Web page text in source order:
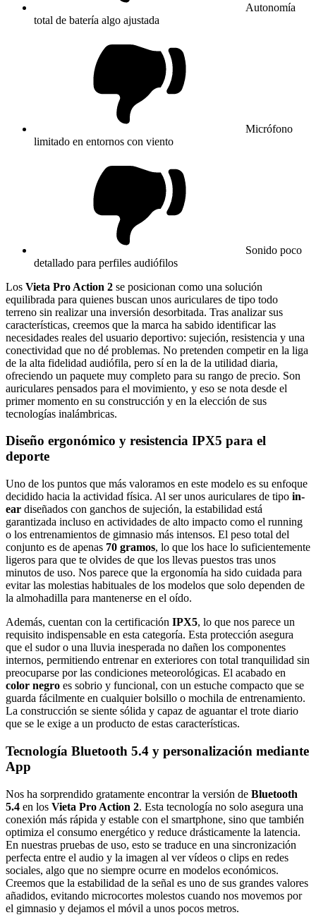
Autonomía
total de batería algo ajustada
Micrófono
limitado en entornos con viento
Sonido poco
detallado para perfiles audiófilos
Los Vieta Pro Action 2 se posicionan como una solución
equilibrada para quienes buscan unos auriculares de tipo todo
terreno sin realizar una inversión desorbitada. Tras analizar sus
características, creemos que la marca ha sabido identificar las
necesidades reales del usuario deportivo: sujeción, resistencia y una
conectividad que no dé problemas. No pretenden competir en la liga
de la alta fidelidad audiófila, pero sí en la de la utilidad diaria,
ofreciendo un paquete muy completo para su rango de precio. Son
auriculares pensados para el movimiento, y eso se nota desde el
primer momento en su construcción y en la elección de sus
tecnologías inalámbricas.
Diseño ergonómico y resistencia IPX5 para el
deporte
Uno de los puntos que más valoramos en este modelo es su enfoque
decidido hacia la actividad física. Al ser unos auriculares de tipo in-
ear diseñados con ganchos de sujeción, la estabilidad está
garantizada incluso en actividades de alto impacto como el running
o los entrenamientos de gimnasio más intensos. El peso total del
conjunto es de apenas 70 gramos, lo que los hace lo suficientemente
ligeros para que te olvides de que los llevas puestos tras unos
minutos de uso. Nos parece que la ergonomía ha sido cuidada para
evitar las molestias habituales de los modelos que solo dependen de
la almohadilla para mantenerse en el oído.
Además, cuentan con la certificación IPX5, lo que nos parece un
requisito indispensable en esta categoría. Esta protección asegura
que el sudor o una lluvia inesperada no dañen los componentes
internos, permitiendo entrenar en exteriores con total tranquilidad sin
preocuparse por las condiciones meteorológicas. El acabado en
color negro es sobrio y funcional, con un estuche compacto que se
guarda fácilmente en cualquier bolsillo o mochila de entrenamiento.
La construcción se siente sólida y capaz de aguantar el trote diario
que se le exige a un producto de estas características.
Tecnología Bluetooth 5.4 y personalización mediante
App
Nos ha sorprendido gratamente encontrar la versión de Bluetooth
5.4 en los Vieta Pro Action 2. Esta tecnología no solo asegura una
conexión más rápida y estable con el smartphone, sino que también
optimiza el consumo energético y reduce drásticamente la latencia.
En nuestras pruebas de uso, esto se traduce en una sincronización
perfecta entre el audio y la imagen al ver vídeos o clips en redes
sociales, algo que no siempre ocurre en modelos económicos.
Creemos que la estabilidad de la señal es uno de sus grandes valores
añadidos, evitando microcortes molestos cuando nos movemos por
el gimnasio y dejamos el móvil a unos pocos metros.